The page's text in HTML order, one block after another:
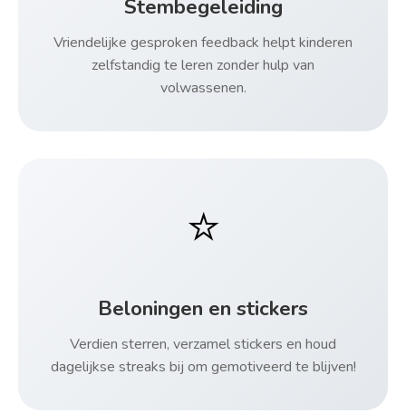
Stembegeleiding
Vriendelijke gesproken feedback helpt kinderen
zelfstandig te leren zonder hulp van
volwassenen.
⭐
Beloningen en stickers
Verdien sterren, verzamel stickers en houd
dagelijkse streaks bij om gemotiveerd te blijven!